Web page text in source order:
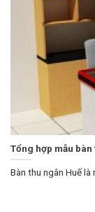
Tổng hợp mẫu
Bàn thu ngân Huế